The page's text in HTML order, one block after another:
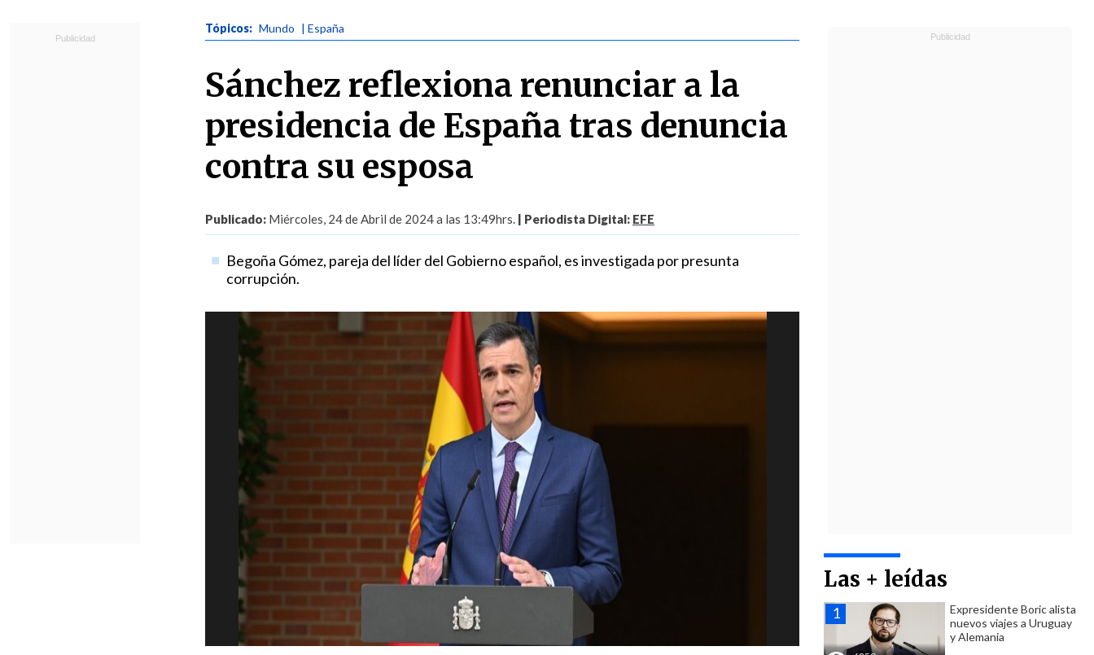
Tópicos: Mundo | España
Sánchez reflexiona renunciar a la
presidencia de España tras denuncia
contra su esposa
Publicado: Miércoles, 24 de Abril de 2024 a las 13:49hrs. | Periodista Digital: EFE
Begoña Gómez, pareja del líder del Gobierno español, es investigada por presunta
corrupción.
Las + leídas
Expresidente Boric alista
nuevos viajes a Uruguay
y Alemania